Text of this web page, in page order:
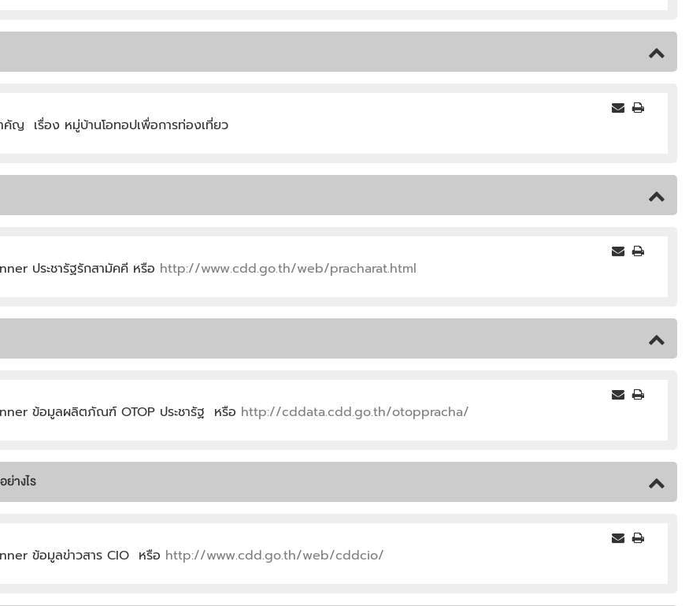
คัญ เรื่อง หมู่บ้านโอทอปเพื่อการท่องเที่ยว
ประชารัฐรักสามัคคี หรือ http://www.cdd.go.th/web/pracharat.html
ข้อมูลผลิตภัณฑ์ OTOP ประชารัฐ หรือ http://cddata.cdd.go.th/otoppracha/
างไร
ข้อมูลข่าวสาร CIO หรือ http://www.cdd.go.th/web/cddcio/